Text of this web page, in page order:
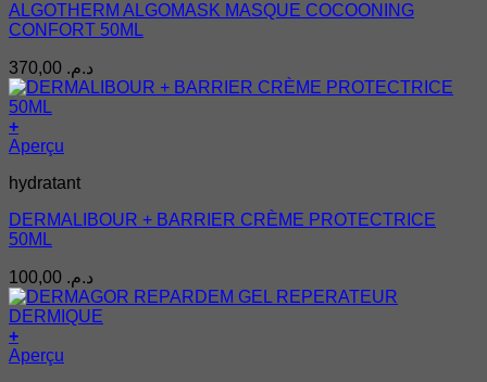
ALGOTHERM ALGOMASK MASQUE COCOONING
CONFORT 50ML
د.م.
+
Aperçu
hydratant
DERMALIBOUR + BARRIER CRÈME PROTECTRICE
50ML
د.م.
+
Aperçu